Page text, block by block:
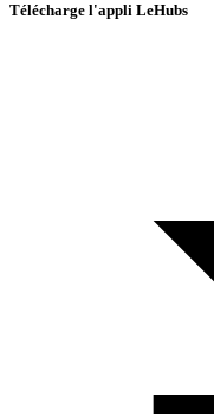
Télécharge l'appli LeHubs